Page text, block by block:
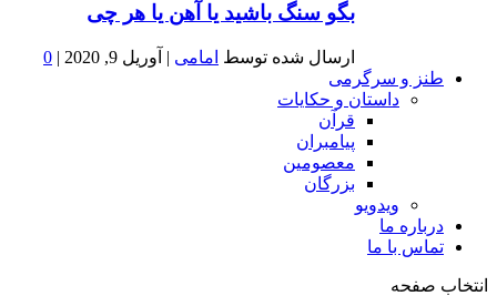
بگو سنگ باشید یا آهن یا هر چی
ارسال شده توسط امامی | آوریل 9, 2020 |
0
طنز و سرگرمی
داستان و حکایات
قرآن
پیامبران
معصومین
بزرگان
ویدویو
درباره ما
تماس با ما
انتخاب صفحه